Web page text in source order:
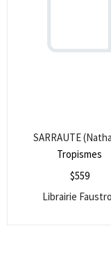
Tropismes
SARRAUTE
$559
Librairie